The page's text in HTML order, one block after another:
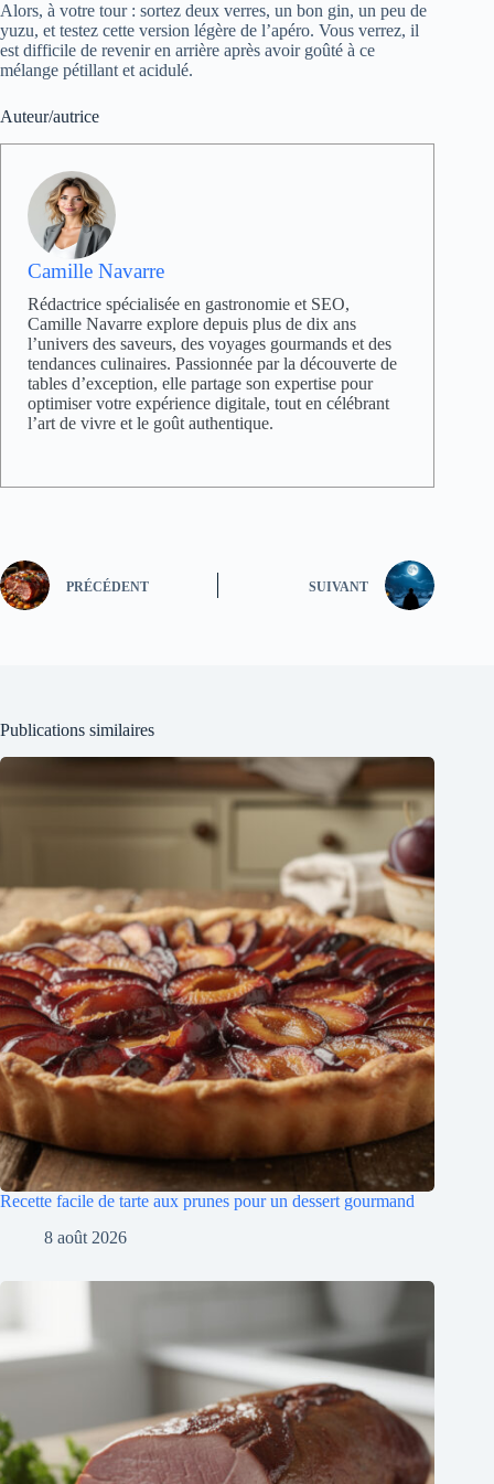
Alors, à votre tour : sortez deux verres, un bon gin, un peu de
yuzu, et testez cette version légère de l’apéro. Vous verrez, il
est difficile de revenir en arrière après avoir goûté à ce
mélange pétillant et acidulé.
Auteur/autrice
Camille Navarre
Rédactrice spécialisée en gastronomie et SEO,
Camille Navarre explore depuis plus de dix ans
l’univers des saveurs, des voyages gourmands et des
tendances culinaires. Passionnée par la découverte de
tables d’exception, elle partage son expertise pour
optimiser votre expérience digitale, tout en célébrant
l’art de vivre et le goût authentique.
PRÉCÉDENT SUIVANT
Publications similaires
Recette facile de tarte aux prunes pour un dessert gourmand
8 août 2026